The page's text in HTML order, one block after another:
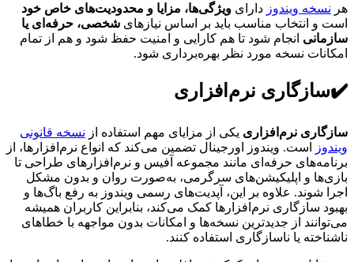
هر نسخه ویندوز دارای ویژگی‌ها، مزایا و محدودیت‌های خاص خود
است و انتخاب مناسب باید بر اساس نیازهای شخصی، حرفه‌ای یا
سازمانی انجام شود تا هم کارایی و امنیت حفظ شود و هم از تمام
امکانات نسخه مورد نظر بهره‌برداری شود.
✔️سازگاری نرم‌افزاری
سازگاری نرم‌افزاری یکی از مزایای مهم استفاده از نسخه قانونی
ویندوز
است. ویندوز اورجینال تضمین می‌کند که انواع نرم‌افزارها، از
برنامه‌های حرفه‌ای مانند مجموعه آفیس و نرم‌افزارهای طراحی تا
بازی‌ها و اپلیکیشن‌های سرگرمی، به‌صورت روان و بدون مشکل
اجرا شوند. علاوه بر این، آپدیت‌های رسمی ویندوز به رفع باگ‌ها و
بهبود سازگاری نرم‌افزارها کمک می‌کند، بنابراین کاربران همیشه
می‌توانند از جدیدترین نسخه‌ها و امکانات بدون مواجهه با خطاهای
ناشناخته یا ناسازگاری استفاده کنند.